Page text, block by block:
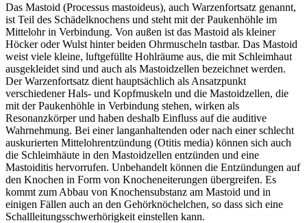
Das Mastoid (Processus mastoideus), auch Warzenfortsatz genannt,
ist Teil des Schädelknochens und steht mit der Paukenhöhle im
Mittelohr in Verbindung. Von außen ist das Mastoid als kleiner
Höcker oder Wulst hinter beiden Ohrmuscheln tastbar. Das Mastoid
weist viele kleine, luftgefüllte Hohlräume aus, die mit Schleimhaut
ausgekleidet sind und auch als Mastoidzellen bezeichnet werden.
Der Warzenfortsatz dient hauptsächlich als Ansatzpunkt
verschiedener Hals- und Kopfmuskeln und die Mastoidzellen, die
mit der Paukenhöhle in Verbindung stehen, wirken als
Resonanzkörper und haben deshalb Einfluss auf die auditive
Wahrnehmung. Bei einer langanhaltenden oder nach einer schlecht
auskurierten Mittelohrentzündung (Otitis media) können sich auch
die Schleimhäute in den Mastoidzellen entzünden und eine
Mastoiditis hervorrufen. Unbehandelt können die Entzündungen auf
den Knochen in Form von Knocheneiterungen übergreifen. Es
kommt zum Abbau von Knochensubstanz am Mastoid und in
einigen Fällen auch an den Gehörknöchelchen, so dass sich eine
Schallleitungsschwerhörigkeit einstellen kann.